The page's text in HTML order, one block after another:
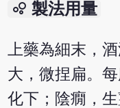
bubble_chart 製法用量
上藥為細末，
大，微捏扁。
化下；陰癇，